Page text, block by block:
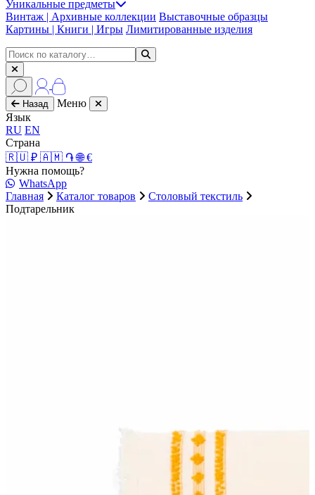
Уникальные предметы
Винтаж | Архивные коллекции Выставочные образцы
Картины | Книги | Игры Лимитированные изделия
Назад
Меню
Язык
RU EN
Страна
🇷🇺 ₽ 🇦🇲 ֏🌐 €
Нужна помощь?
WhatsApp
Главная
Каталог товаров
Столовый текстиль
Подтарельник